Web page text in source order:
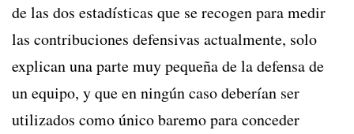
de las dos estadísticas que se recogen para medir
las contribuciones defensivas actualmente, solo
explican una parte muy pequeña de la defensa de
un equipo, y que en ningún caso deberían ser
utilizados como único baremo para conceder